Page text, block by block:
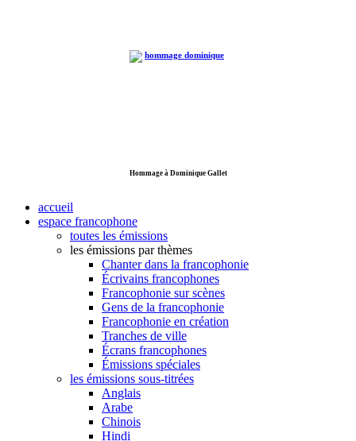
Hommage à Dominique Gallet
accueil
espace francophone
toutes les émissions
les émissions par thèmes
Chanter dans la francophonie
Écrivains francophones
Francophonie sur scènes
Gens de la francophonie
Francophonie en création
Tranches de ville
Écrans francophones
Émissions spéciales
les émissions sous-titrées
Anglais
Arabe
Chinois
Hindi